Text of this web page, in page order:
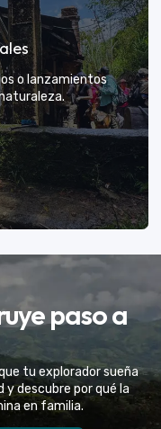
guía para tu
o lanzamientos
amigo con una
serie
paso a
tu explorador sueña
descubre por qué la
en familia.